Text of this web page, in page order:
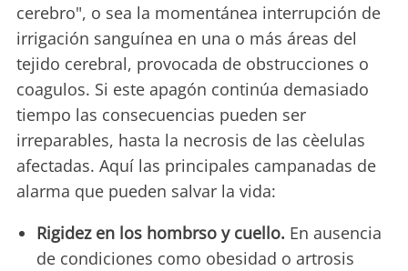
cerebro", o sea la momentánea interrupción de
irrigación sanguínea en una o más áreas del
tejido cerebral, provocada de obstrucciones o
coagulos. Si este apagón continúa demasiado
tiempo las consecuencias pueden ser
irreparables, hasta la necrosis de las cèelulas
afectadas. Aquí las principales campanadas de
alarma que pueden salvar la vida:
Rigidez en los hombrso y cuello. En ausencia
de condiciones como obesidad o artrosis